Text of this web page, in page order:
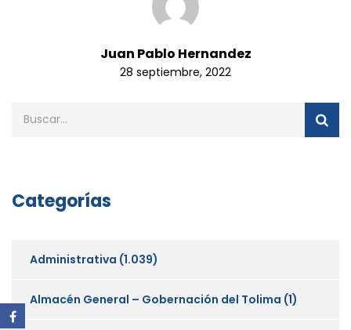
Juan Pablo Hernandez
28 septiembre, 2022
Categorías
Administrativa (1.039)
Almacén General – Gobernación del Tolima (1)